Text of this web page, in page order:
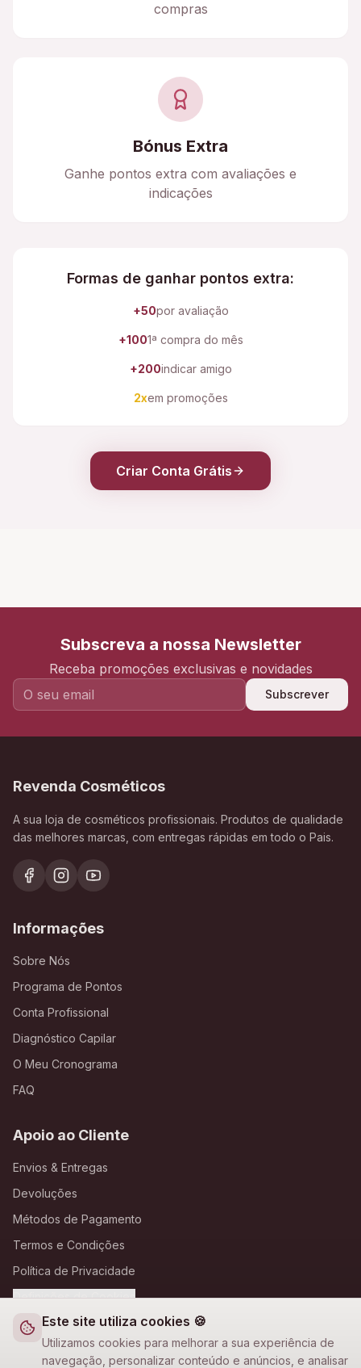
Este site utiliza cookies 🍪
Utilizamos cookies para melhorar a sua experiência de
navegação, personalizar conteúdo e anúncios, e analisar
compras
Bónus Extra
Ganhe pontos extra com avaliações e
indicações
Formas de ganhar pontos extra:
+50por avaliação
+1001ª compra do mês
+200indicar amigo
2xem promoções
Criar Conta Grátis
Subscreva a nossa Newsletter
Receba promoções exclusivas e novidades
Subscrever
Revenda Cosméticos
A sua loja de cosméticos profissionais. Produtos de qualidade
das melhores marcas, com entregas rápidas em todo o Pais.
Informações
Sobre Nós
Programa de Pontos
Conta Profissional
Diagnóstico Capilar
O Meu Cronograma
FAQ
Apoio ao Cliente
Envios & Entregas
Devoluções
Métodos de Pagamento
Termos e Condições
Política de Privacidade
Definições de Cookies
A Loja Nova